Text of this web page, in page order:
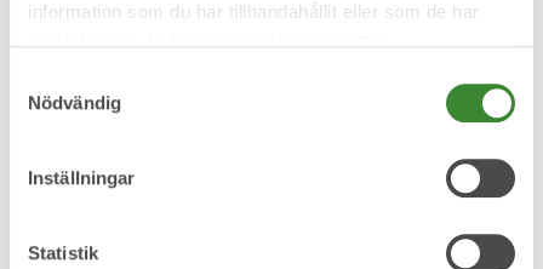
information som du har tillhandahållit eller som de har
Nödvändig
Inställningar
Statistik
Blöjor
Bok - inbunden
Bok - inbunden, hård pärm
Bok - pocket